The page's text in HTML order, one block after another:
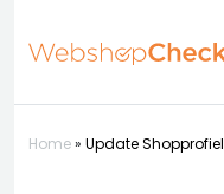
Home» Update Shopprofiel